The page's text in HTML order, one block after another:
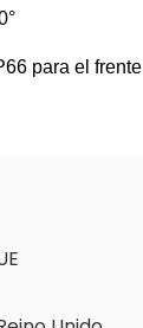
para el frente